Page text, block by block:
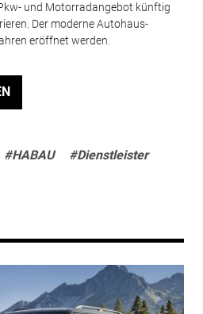
und Motorradangebot künftig
Der moderne Autohaus-
eröffnet werden.
#HABAU
#Dienstleister